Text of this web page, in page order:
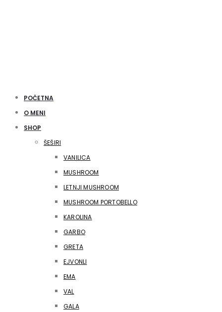
POČETNA
O MENI
SHOP
ŠEŠIRI
VANILICA
MUSHROOM
LETNJI MUSHROOM
MUSHROOM PORTOBELLO
KAROLINA
GARBO
GRETA
EJVONLI
EMA
VAL
GALA